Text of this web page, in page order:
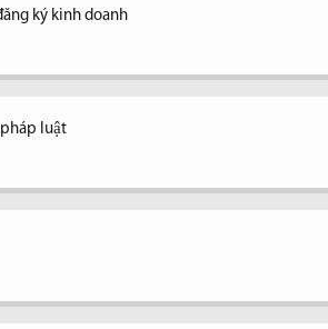
ký kinh doanh
pháp luật